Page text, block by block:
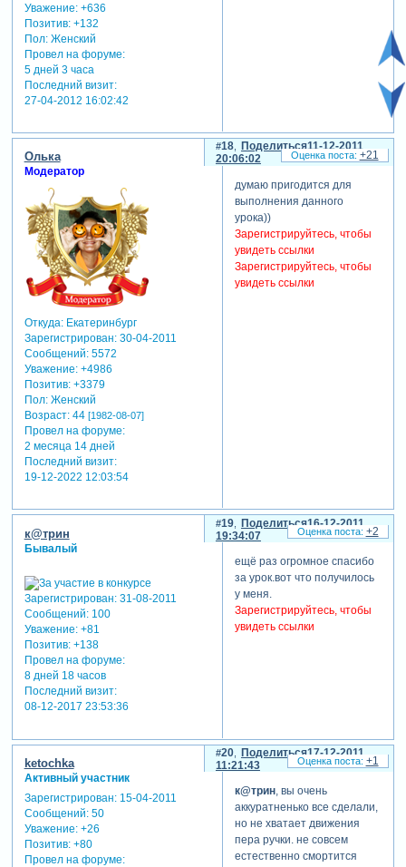
Уважение: +636
Позитив: +132
Пол:Женский
Провел на форуме:
5 дней 3 часа
Последний визит:
27-04-2012 16:02:42
Поделиться
18
11-12-2011
20:06:02
Олька
Модератор
Откуда:Екатеринбург
Зарегистрирован: 30-04-2011
Сообщений:5572
Уважение: +4986
Позитив: +3379
Пол:Женский
Возраст:44 [1982-08-07]
Провел на форуме:
2 месяца 14 дней
Последний визит:
19-12-2022 12:03:54
думаю пригодится для
выполнения данного
урока))
Зарегистрируйтесь, чтобы
увидеть ссылки
Зарегистрируйтесь, чтобы
увидеть ссылки
+21
Поделиться
19
16-12-2011
19:34:07
к@трин
Бывалый
Зарегистрирован: 31-08-2011
Сообщений:100
Уважение: +81
Позитив: +138
Провел на форуме:
8 дней 18 часов
Последний визит:
08-12-2017 23:53:36
ещё раз огромное спасибо
за урок.вот что получилось
у меня.
Зарегистрируйтесь, чтобы
увидеть ссылки
+2
Поделиться
20
17-12-2011
11:21:43
ketochka
Активный участник
Зарегистрирован: 15-04-2011
Сообщений:50
Уважение: +26
Позитив: +80
Провел на форуме:
к@трин, вы очень
аккуратненько все сделали,
но не хватает движения
пера ручки. не совсем
естественно смортится
+1